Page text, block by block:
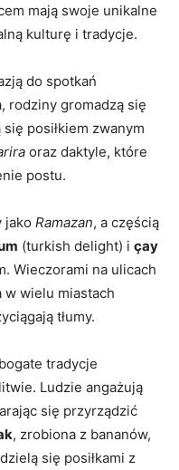
​mają⁤ swoje unikalne
kulturę i tradycje.
do spotkań
rodziny gromadzą się
posiłkiem zwanym
​oraz daktyle, które
postu.
jako Ramazan,⁤ a częścią
(turkish delight) i çay
Wieczorami na ulicach
w wielu miastach
tłumy.
tradycje
Ludzie angażują
się przyrządzić
, zrobiona z bananów,
się ​posiłkami z